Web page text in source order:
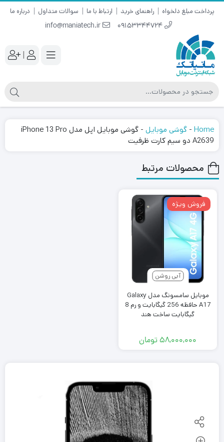
پرداخت مبلغ دلخواه راهنمای خرید ارتباط با ما سوالات متداول درباره ما
09153344724
info@maniatech.ir
|
Home
- گوشی موبایل -
گوشی موبایل اپل مدل iPhone 13 Pro
A2639 دو سیم‌ کارت ظرفیت
محصولات مرتبط
آبی روشن
فروش ویژه
موبایل سامسونگ مدل Galaxy
A17 حافظه 256 گیگابایت و رم 8
گیگابایت ساخت هند
۵۸,۰۰۰,۰۰۰تومان